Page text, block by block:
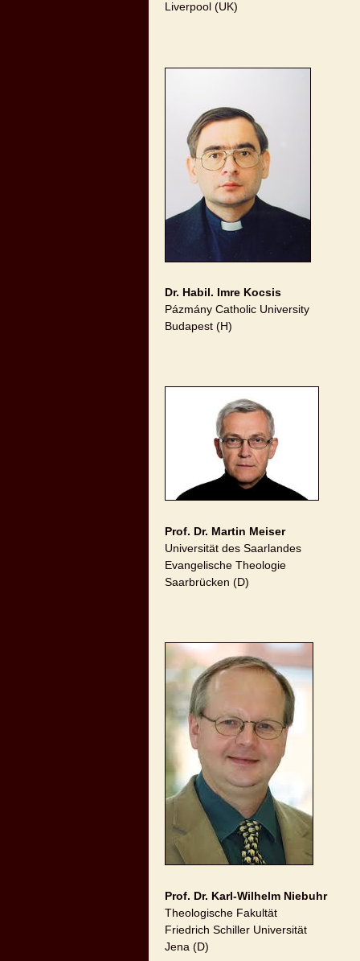
Liverpool (UK)
Dr. Habil. Imre Kocsis
Pázmány Catholic University
Budapest (H)
Prof. Dr. Martin Meiser
Universität des Saarlandes
Evangelische Theologie
Saarbrücken (D)
Prof. Dr. Karl-Wilhelm Niebuhr
Theologische Fakultät
Friedrich Schiller Universität
Jena (D)